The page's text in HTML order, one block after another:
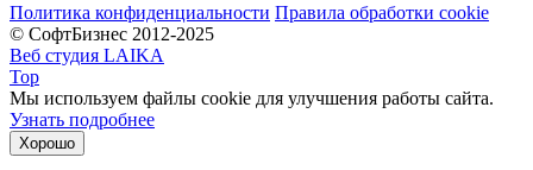
Политика конфиденциальности Правила обработки cookie
© СофтБизнес 2012-2025
Веб студия LAIKA
Top
Мы используем файлы cookie для улучшения работы сайта.
Узнать подробнее
Хорошо